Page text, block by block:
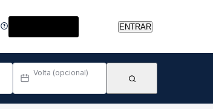
ENTRAR
Volta (opcional)